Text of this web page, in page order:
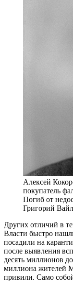
Алексей
покупатель
Погиб от
Григорий
Других отличий в
Власти быстро
посадили на
после выявления
десять миллионов
миллиона жителей
привили. Само